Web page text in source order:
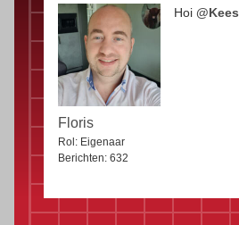
Floris
Rol: Eigenaar
Berichten: 632
Hoi @Kees